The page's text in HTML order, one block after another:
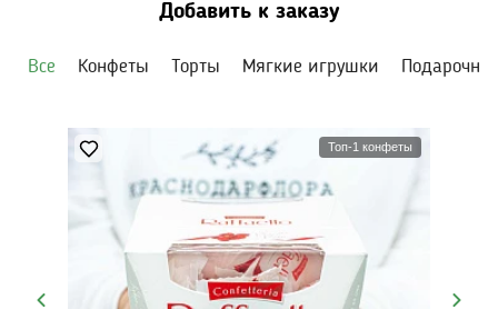
Добавить к заказу
Все Конфеты Торты Мягкие игрушки
Топ-1 конфеты